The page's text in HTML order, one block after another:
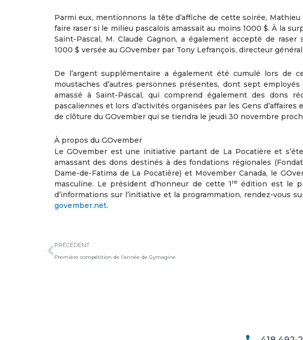
Parmi eux, mentionnons la tête d’affiche de cette soirée,
faire raser si le milieu pascalois amassait au moins 1000 $. À la
Saint-Pascal, M. Claude Gagnon, a également accepté de
1000 $ versée au GOvember par Tony Lefrançois, directeur
De l’argent supplémentaire a également été cumulé lors
moustaches d’autres personnes présentes, dont sept
amassé à Saint-Pascal, qui comprend également des dons
pascaliennes et lors d’activités organisées par les Gens
de clôture du GOvember qui se tiendra le jeudi 30 novembre
À propos du GOvember
Le GOvember est une initiative partant de La Pocatière et
amassant des dons destinés à des fondations régionales
Dame-de-Fatima de La Pocatière) et Movember Canada, le
masculine. Le président d’honneur de cette 1 re édition est le
d’informations sur l’initiative et la programmation, rendez-vous
govember.net.
PRÉCÉDENT
Première compétition de l’année de Gymagine